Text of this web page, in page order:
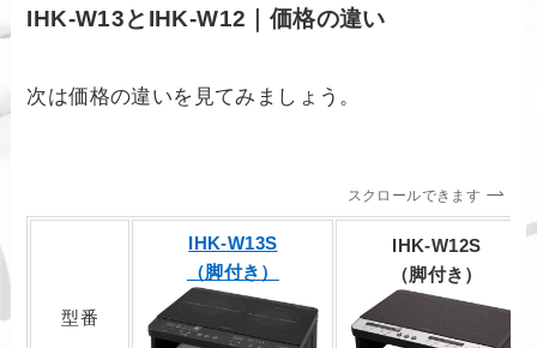
IHK-W13とIHK-W12｜価格の違い
次は価格の違いを見てみましょう。
スクロールできます
型番
IHK-W13S
（脚付き）
IHK-W12S
（脚付き）